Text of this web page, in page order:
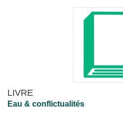
LIVRE
Eau & conflictualités